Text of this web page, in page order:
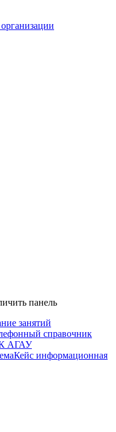
панель
занятий
справочник
АГАУ
Кейс информационная